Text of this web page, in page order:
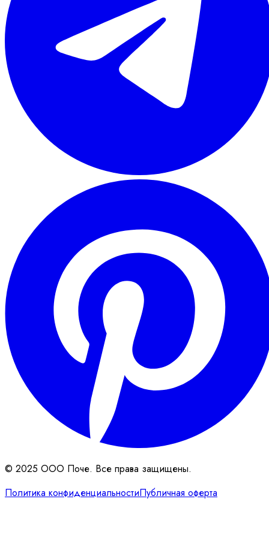
© 2025 ООО Поче. Все права защищены.
Политика конфиденциальностиПубличная оферта